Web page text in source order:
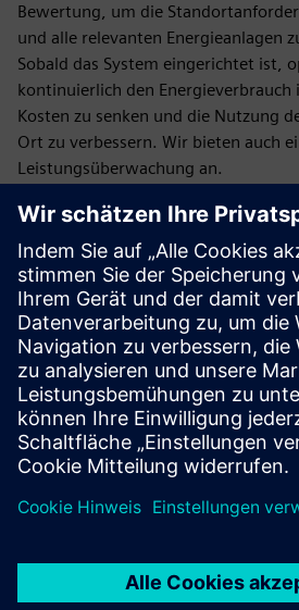
Bewertung, um die
und alle relevanten Energieanlagen
Sobald das System eingerichtet ist,
kontinuierlich den Energieverbrauch
Kosten zu senken und die Nutzung
Ort zu verbessern. Wir bieten auch
Leistungsüberwachung an.